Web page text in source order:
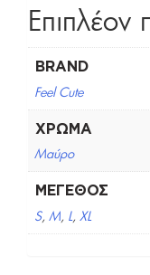
Επιπλέον
BRAND
Feel Cute
ΧΡΏΜΑ
Μαύρο
ΜΈΓΕΘΟΣ
S, M, L, XL